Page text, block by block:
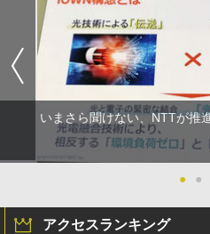
いまさら聞けない、NTTが推
● ●
アクセスランキング